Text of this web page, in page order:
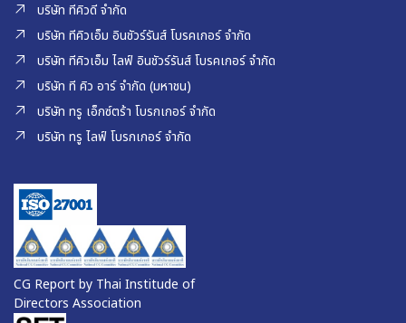
บริษัท ทีคิวดี จำกัด
บริษัท ทีคิวเอ็ม อินชัวร์รันส์ โบรคเกอร์ จำกัด
บริษัท ทีคิวเอ็ม ไลฟ์ อินชัวร์รันส์ โบรคเกอร์ จำกัด
บริษัท ที คิว อาร์ จำกัด (มหาชน)
บริษัท ทรู เอ็กซ์ตร้า โบรกเกอร์ จำกัด
บริษัท ทรู ไลฟ์ โบรกเกอร์ จำกัด
CG Report by Thai Institude of
Directors Association